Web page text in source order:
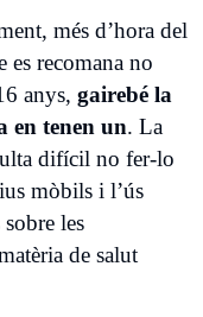
més d’hora del
es recomana no
anys, gairebé la
en tenen un. La
difícil no fer-lo
mòbils i l’ús
les
de salut